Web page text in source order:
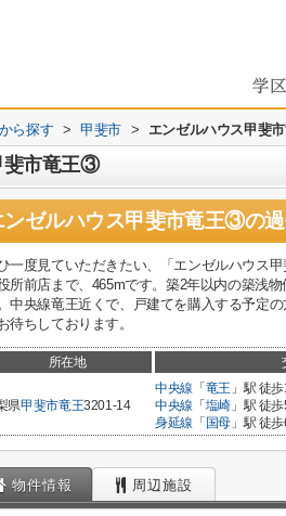
ら探す > 甲斐市 > エンゼルハウス甲斐
斐市竜王③
ンゼルハウス甲斐市竜王③の
一度見ていただきたい、「エンゼルハウス
所前店まで、465mです。築2年以内の築浅
中央線竜王近くで、戸建てを購入する予定
待ちしております。
所在地
県甲斐市竜王3201-14
中央線 「 竜王 」駅 徒
中央線 「 塩崎」駅 徒
身延線 「 国母」駅 徒
物件情報 周辺施設